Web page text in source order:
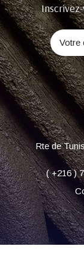
Rte de
( +216 )